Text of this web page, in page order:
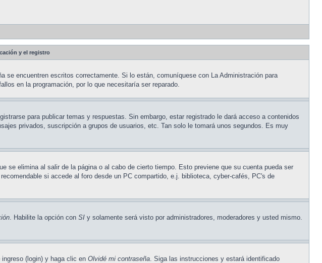
y el registro
se encuentren escritos correctamente. Si lo están, comuníquese con La Administración para
en la programación, por lo que necesitaría ser reparado.
para publicar temas y respuestas. Sin embargo, estar registrado le dará acceso a contenidos
privados, suscripción a grupos de usuarios, etc. Tan solo le tomará unos segundos. Es muy
se elimina al salir de la página o al cabo de cierto tiempo. Esto previene que su cuenta pueda ser
si accede al foro desde un PC compartido, e.j. biblioteca, cyber-cafés, PC's de
. Habilite la opción con SI y solamente será visto por administradores, moderadores y usted mismo.
(login) y haga clic en Olvidé mi contraseña. Siga las instrucciones y estará identificado